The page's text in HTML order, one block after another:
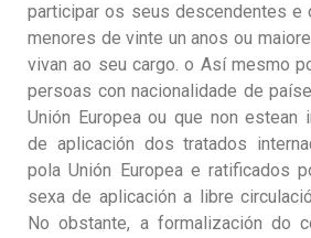
participar os seus descendentes e
menores de vinte un anos ou
vivan ao seu cargo. o Así mesmo
persoas con nacionalidade de
Unión Europea ou que non estean
de aplicación dos tratados
pola Unión Europea e ratificados
sexa de aplicación a libre
No obstante, a formalización do